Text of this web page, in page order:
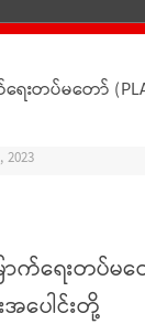
းတပ်မတော်
2023
ရေးတပ်မတ
ပေါင်းတို့